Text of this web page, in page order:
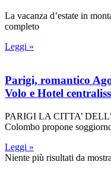
La vacanza d’estate in
completo
Leggi »
Parigi, romantico
Volo e Hotel
PARIGI LA CITTA’
Colombo propone
Leggi »
Niente più risultati da